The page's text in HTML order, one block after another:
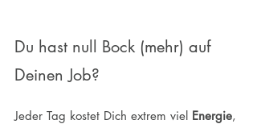
Du hast null Bock (mehr) auf
Deinen Job?
Jeder Tag kostet Dich extrem viel Energie,